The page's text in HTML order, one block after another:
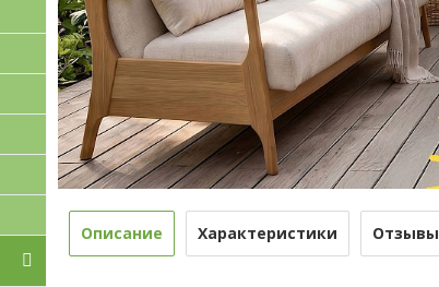
Описание Характеристики Отзывы